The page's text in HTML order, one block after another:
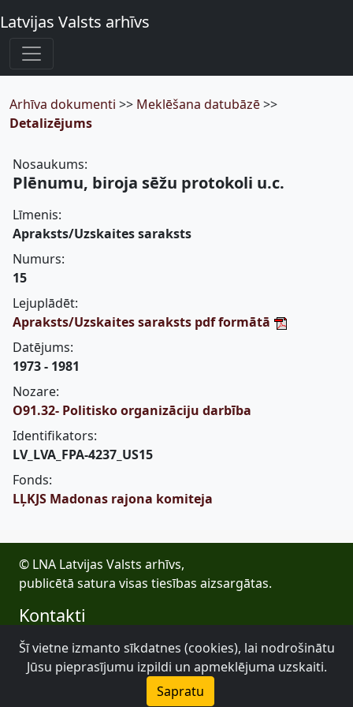
Latvijas Valsts arhīvs
Arhīva dokumenti >> Meklēšana datubāzē>>
Detalizējums
Nosaukums:
Plēnumu, biroja sēžu protokoli u.c.
Līmenis:
Apraksts/Uzskaites saraksts
Numurs:
15
Lejuplādēt:
Apraksts/Uzskaites saraksts pdf formātā
Datējums:
1973 - 1981
Nozare:
O91.32- Politisko organizāciju darbība
Identifikators:
LV_LVA_FPA-4237_US15
Fonds:
LĻKJS Madonas rajona komiteja
© LNA Latvijas Valsts arhīvs,
publicētā satura visas tiesības aizsargātas.
Kontakti
E-pasts: lva@arhivi.gov.lv
Tālrunis: +371 20027447
Bezdelīgu 1A, Rīga
Šī vietne izmanto sīkdatnes (cookies), lai nodrošinātu
Jūsu pieprasījumu izpildi un apmeklējuma uzskaiti.
Sapratu